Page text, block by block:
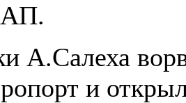
АП.
А.Салеха
и